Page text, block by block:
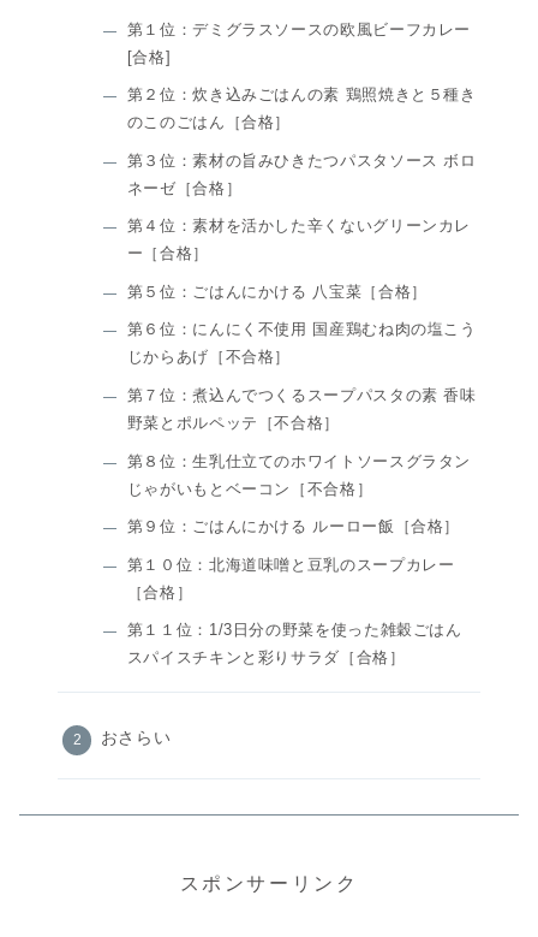
第１位：デミグラスソースの欧風ビーフカレー
[合格]
第２位：炊き込みごはんの素 鶏照焼きと５種き
のこのごはん［合格］
第３位：素材の旨みひきたつパスタソース ボロ
ネーゼ［合格］
第４位：素材を活かした辛くないグリーンカレ
ー［合格］
第５位：ごはんにかける 八宝菜［合格］
第６位：にんにく不使用 国産鶏むね肉の塩こう
じからあげ［不合格］
第７位：煮込んでつくるスープパスタの素 香味
野菜とポルペッテ［不合格］
第８位：生乳仕立てのホワイトソースグラタン
じゃがいもとベーコン［不合格］
第９位：ごはんにかける ルーロー飯［合格］
第１０位：北海道味噌と豆乳のスープカレー
［合格］
第１１位：1/3日分の野菜を使った雑穀ごはん
スパイスチキンと彩りサラダ［合格］
おさらい
スポンサーリンク